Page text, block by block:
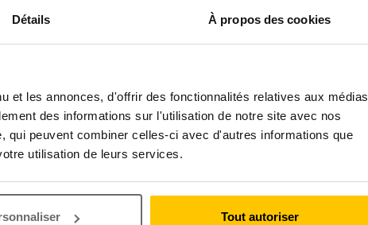
Détails À propos des cookies
et les annonces, d'offrir des fonctionnalités relatives aux médias
des informations sur l'utilisation de notre site avec nos
qui peuvent combiner celles-ci avec d'autres informations que
utilisation de leurs services.
Tout autoriser